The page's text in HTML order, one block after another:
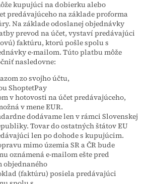
kupujúci na dobierku alebo
predávajúceho na základe proforma
Na základe odoslanej objednávky
prevod na účet, vystaví predávajúci
faktúru, ktorú pošle spolu s
e-mailom. Túto platbu môže
nasledovne:
zo svojho účtu,
ShoptetPay
v hotovosti na účet predávajúceho,
v mene EUR.
dodávame len v rámci Slovenskej
Tovar do ostatných štátov EU
len po dohode s kupujúcim.
mimo územia SR a ČR bude
oznámená e-mailom ešte pred
objednaného
(faktúru) posiela predávajúci